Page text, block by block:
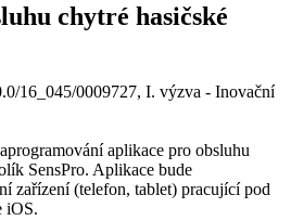
chytré hasičské
16_045/0009727, I. výzva - Inovační
aplikace pro obsluhu
SensPro. Aplikace bude
zařízení (telefon, tablet) pracující pod
iOS.